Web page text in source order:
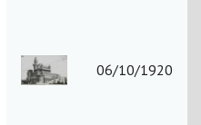
06/10/1920